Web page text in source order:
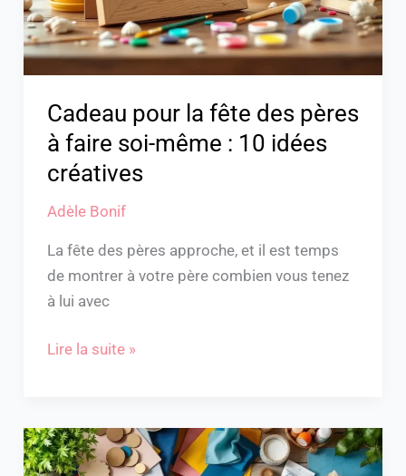
Cadeau pour la fête des pères
à faire soi-même : 10 idées
créatives
Adèle Bonif
La fête des pères approche, et il est temps
de montrer à votre père combien vous tenez
à lui avec
faire
soi-
10
idées
créatives
Lire la suite »
Cadeau
fête